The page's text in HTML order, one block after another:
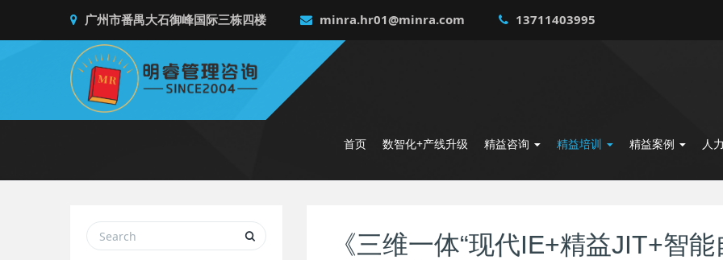
广州市番禺大石御峰国际三栋四楼 minra.hr01@minra.com 13711403995
首页 数智化+产线升级 精益咨询 精益培训 精益案例 人
《三维一体“现代IE+精益JIT+智